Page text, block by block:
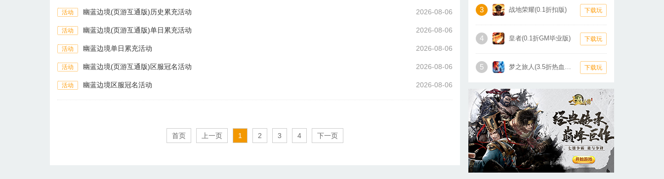
活动 幽蓝边境(页游互通版)历史累充活动 2026-08-06
活动 幽蓝边境(页游互通版)单日累充活动 2026-08-06
活动 幽蓝边境单日累充活动 2026-08-06
活动 幽蓝边境(页游互通版)区服冠名活动 2026-08-06
活动 幽蓝边境区服冠名活动 2026-08-06
首页 上一页 1 2 3 4 下一页
3 战地荣耀(0.1折扣版) 下载玩
4 皇者(0.1折GM毕业版) 下载玩
5 梦之旅人(3.5折热血霸业) 下载玩